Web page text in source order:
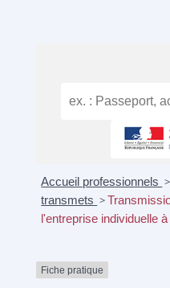
Accueil professionnels >
transmets >
l'entreprise individuelle
Fiche pratique